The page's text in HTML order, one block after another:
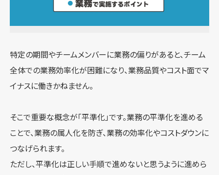
特定の期間やチームメンバーに業務の偏りがあると、チーム
全体での業務効率化が困難になり、業務品質やコスト面でマ
イナスに働きかねません。
そこで重要な概念が「平準化」です。業務の平準化を進める
ことで、業務の属人化を防ぎ、業務の効率化やコストダウンに
つなげられます。
ただし、平準化は正しい手順で進めないと思うように進めら